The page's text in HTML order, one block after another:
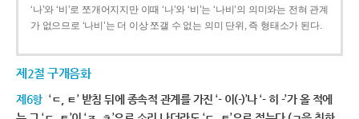
‘나’와 ‘비’로 쪼개어지지만 이때 ‘나’와 ‘비’는 ‘나비’의 의미와는 전혀 관계
가 없으므로 ‘나비’는 더 이상 쪼갤 수 없는 의미 단위, 즉 형태소가 된다.
제2절 구개음화
제6항 ‘ㄷ, ㅌ’ 받침 뒤에 종속적 관계를 가진 ‘- 이(-)’나 ‘- 히 -’가 올 적에